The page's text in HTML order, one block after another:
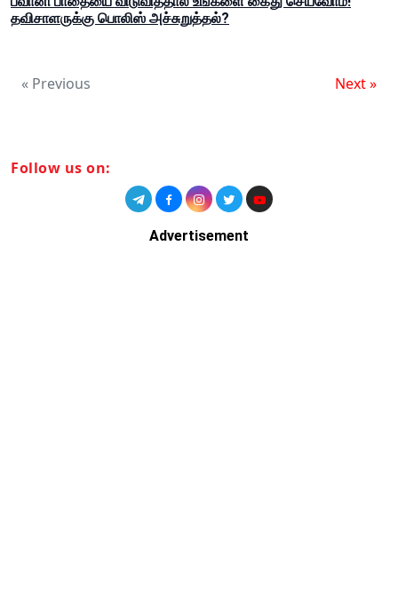
தவிசாளருக்கு பொலிஸ் அச்சுறுத்தல்?
« Previous Next »
Follow us on:
Advertisement